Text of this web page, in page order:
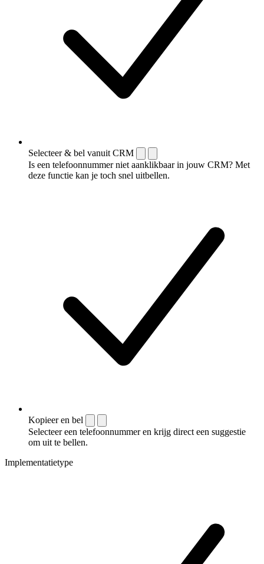
Selecteer & bel vanuit CRM
Is een telefoonnummer niet aanklikbaar in jouw CRM? Met
deze functie kan je toch snel uitbellen.
Kopieer en bel
Selecteer een telefoonnummer en krijg direct een suggestie
om uit te bellen.
Implementatietype